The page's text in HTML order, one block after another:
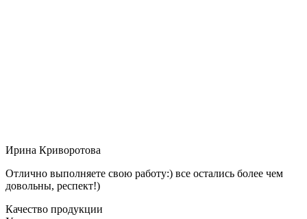
Ирина Криворотова
Отлично выполняете свою работу:) все остались более чем
довольны, респект!)
Качество продукции